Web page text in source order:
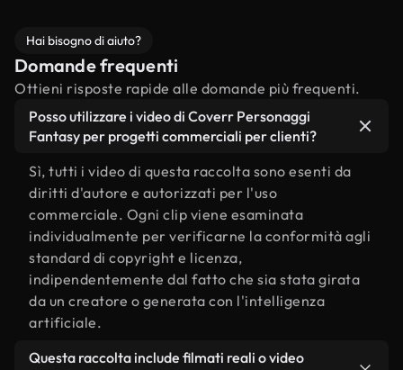
Hai bisogno di aiuto?
Domande frequenti
Ottieni risposte rapide alle domande più frequenti.
Posso utilizzare i video di Coverr Personaggi
Fantasy per progetti commerciali per clienti?
Sì, tutti i video di questa raccolta sono esenti da
diritti d'autore e autorizzati per l'uso
commerciale. Ogni clip viene esaminata
individualmente per verificarne la conformità agli
standard di copyright e licenza,
indipendentemente dal fatto che sia stata girata
da un creatore o generata con l'intelligenza
artificiale.
Questa raccolta include filmati reali o video